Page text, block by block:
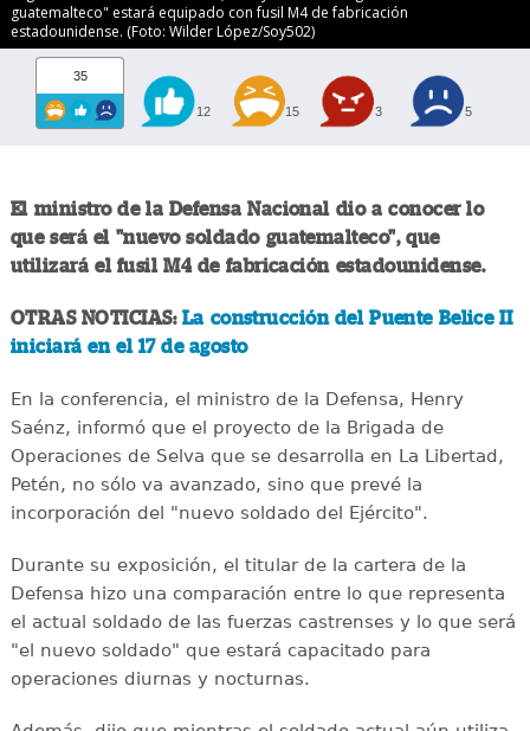
guatemalteco" estará equipado con fusil M4 de fabricación
estadounidense. (Foto: Wilder López/Soy502)
35
12 15 3 5
El ministro de la Defensa Nacional dio a conocer lo
que será el "nuevo soldado guatemalteco", que
utilizará el fusil M4 de fabricación estadounidense.
OTRAS NOTICIAS:La construcción del Puente Belice II
iniciará en el 17 de agosto
En la conferencia, el ministro de la Defensa, Henry
Saénz, informó que el proyecto de la Brigada de
Operaciones de Selva que se desarrolla en La Libertad,
Petén, no sólo va avanzado, sino que prevé la
incorporación del "nuevo soldado del Ejército".
Durante su exposición, el titular de la cartera de la
Defensa hizo una comparación entre lo que representa
el actual soldado de las fuerzas castrenses y lo que será
"el nuevo soldado" que estará capacitado para
operaciones diurnas y nocturnas.